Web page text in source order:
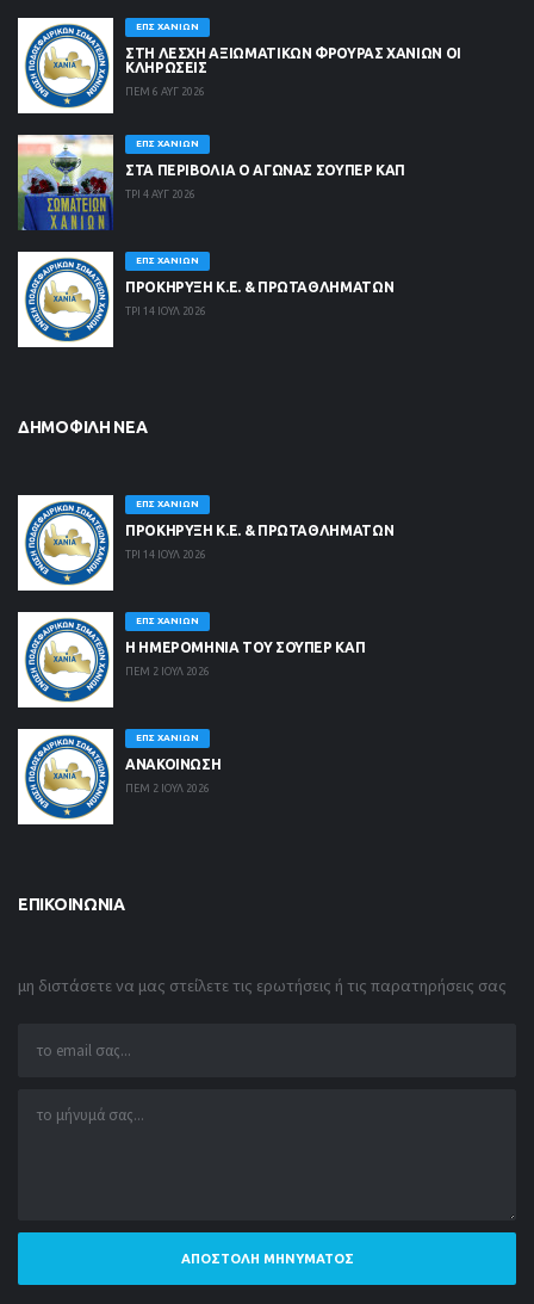
ΕΠΣ ΧΑΝΊΩΝ
ΣΤΗ ΛΈΣΧΗ ΑΞΙΩΜΑΤΙΚΏΝ ΦΡΟΥΡΆΣ ΧΑΝΊΩΝ ΟΙ
ΚΛΗΡΏΣΕΙΣ
ΠΕΜ 6 ΑΥΓ 2026
ΕΠΣ ΧΑΝΊΩΝ
ΣΤΑ ΠΕΡΙΒΟΛΙΑ Ο ΑΓΩΝΑΣ ΣΟΥΠΕΡ ΚΑΠ
ΤΡΙ 4 ΑΥΓ 2026
ΕΠΣ ΧΑΝΊΩΝ
ΠΡΟΚΗΡΥΞΗ Κ.Ε. & ΠΡΩΤΑΘΛΗΜΑΤΩΝ
ΤΡΙ 14 ΙΟΥΛ 2026
ΔΗΜΟΦΙΛΉ ΝΈΑ
ΕΠΣ ΧΑΝΊΩΝ
ΠΡΟΚΗΡΥΞΗ Κ.Ε. & ΠΡΩΤΑΘΛΗΜΑΤΩΝ
ΤΡΙ 14 ΙΟΥΛ 2026
ΕΠΣ ΧΑΝΊΩΝ
Η ΗΜΕΡΟΜΗΝΙΑ ΤΟΥ ΣΟΥΠΕΡ ΚΑΠ
ΠΕΜ 2 ΙΟΥΛ 2026
ΕΠΣ ΧΑΝΊΩΝ
ΑΝΑΚΟΙΝΩΣΗ
ΠΕΜ 2 ΙΟΥΛ 2026
ΕΠΙΚΟΙΝΩΝΊΑ
μη διστάσετε να μας στείλετε τις ερωτήσεις ή τις παρατηρήσεις σας
ΑΠΟΣΤΟΛΉ ΜΗΝΎΜΑΤΟΣ